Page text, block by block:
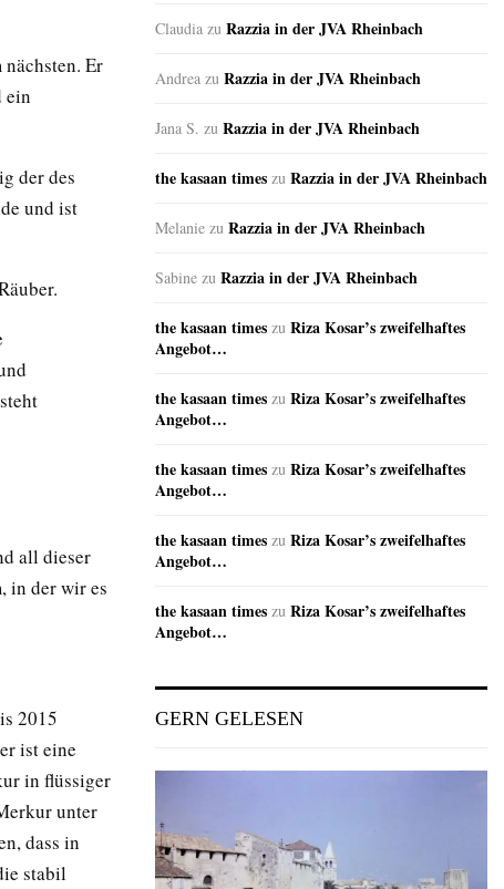
Er
ein
der des
und ist
all dieser
in der wir es
2015
ist eine
in flüssiger
unter
dass in
stabil
Claudia zu Razzia in der JVA Rheinbach
Andrea zu Razzia in der JVA Rheinbach
Jana S. zu Razzia in der JVA Rheinbach
the kasaan times zu Razzia in der JVA Rheinbach
Melanie zu Razzia in der JVA Rheinbach
Sabine zu Razzia in der JVA Rheinbach
the kasaan times zu Riza Kosar’s zweifelhaftes
Angebot…
the kasaan times zu Riza Kosar’s zweifelhaftes
Angebot…
the kasaan times zu Riza Kosar’s zweifelhaftes
Angebot…
the kasaan times zu Riza Kosar’s zweifelhaftes
Angebot…
the kasaan times zu Riza Kosar’s zweifelhaftes
Angebot…
GERN GELESEN